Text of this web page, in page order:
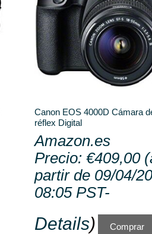
Canon EOS 4000D Cámara
réflex Digital
Amazon.es
Precio: €409,00
partir de 09/04/
08:05 PST-
Details) Comprar